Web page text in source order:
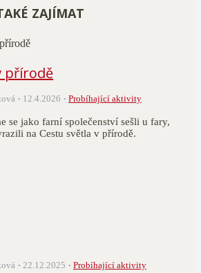
ZAJÍMAT
přírodě
12.4.2026 Probíhající aktivity
se jako farní společenství sešli u fary,
na Cestu světla v přírodě.
22.12.2025 Probíhající aktivity